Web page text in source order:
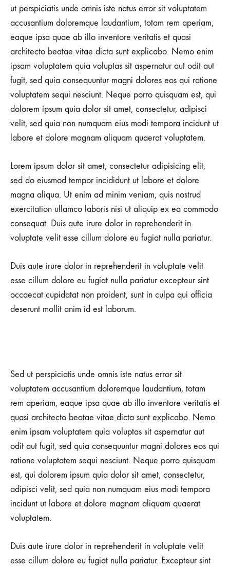
ut perspiciatis unde omnis iste natus error sit voluptatem
accusantium doloremque laudantium, totam rem aperiam,
eaque ipsa quae ab illo inventore veritatis et quasi
architecto beatae vitae dicta sunt explicabo. Nemo enim
ipsam voluptatem quia voluptas sit aspernatur aut odit aut
fugit, sed quia consequuntur magni dolores eos qui ratione
voluptatem sequi nesciunt. Neque porro quisquam est, qui
dolorem ipsum quia dolor sit amet, consectetur, adipisci
velit, sed quia non numquam eius modi tempora incidunt ut
labore et dolore magnam aliquam quaerat voluptatem.
Lorem ipsum dolor sit amet, consectetur adipisicing elit,
sed do eiusmod tempor incididunt ut labore et dolore
magna aliqua. Ut enim ad minim veniam, quis nostrud
exercitation ullamco laboris nisi ut aliquip ex ea commodo
consequat. Duis aute irure dolor in reprehenderit in
voluptate velit esse cillum dolore eu fugiat nulla pariatur.
Duis aute irure dolor in reprehenderit in voluptate velit
esse cillum dolore eu fugiat nulla pariatur excepteur sint
occaecat cupidatat non proident, sunt in culpa qui officia
deserunt mollit anim id est laborum.
Sed ut perspiciatis unde omnis iste natus error sit
voluptatem accusantium doloremque laudantium, totam
rem aperiam, eaque ipsa quae ab illo inventore veritatis et
quasi architecto beatae vitae dicta sunt explicabo. Nemo
enim ipsam voluptatem quia voluptas sit aspernatur aut
odit aut fugit, sed quia consequuntur magni dolores eos qui
ratione voluptatem sequi nesciunt. Neque porro quisquam
est, qui dolorem ipsum quia dolor sit amet, consectetur,
adipisci velit, sed quia non numquam eius modi tempora
incidunt ut labore et dolore magnam aliquam quaerat
voluptatem.
Duis aute irure dolor in reprehenderit in voluptate velit
esse cillum dolore eu fugiat nulla pariatur. Excepteur sint